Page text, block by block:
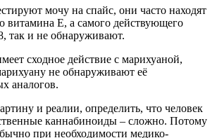
мочу на спайс, они часто находят
витамина Е, а самого действующего
так и не обнаруживают.
сходное действие с марихуаной,
не обнаруживают её
аналогов.
и реалии, определить, что человек
каннабиноиды – сложно. Потому
при необходимости медико-